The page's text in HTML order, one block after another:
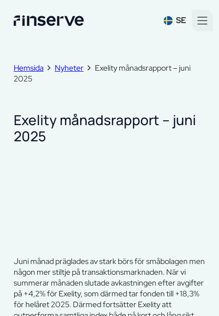
SE
Hemsida Nyheter
Exelity månadsrapport – juni
2025
Exelity månadsrapport – juni
2025
Juni månad präglades av stark börs för småbolagen men
någon mer stiltje på transaktionsmarknaden. När vi
summerar månaden slutade avkastningen efter avgifter
på +4,2% för Exelity, som därmed tar fonden till +18,3%
för helåret 2025. Därmed fortsätter Exelity att